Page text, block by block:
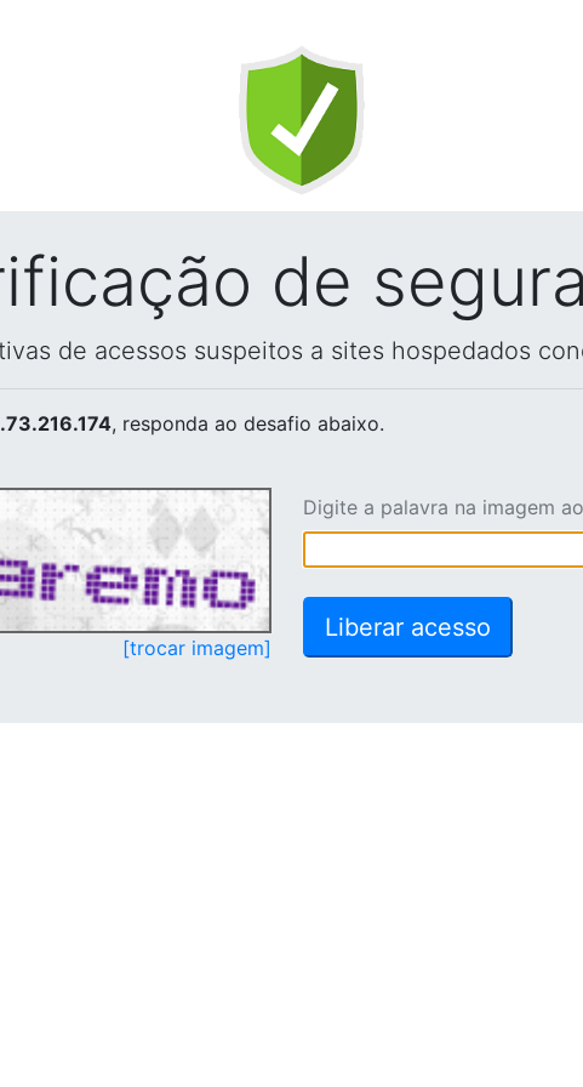
de
de acessos suspeitos a sites hospedados
, responda ao desafio abaixo.
[trocar imagem]
Digite a palavra na imagem